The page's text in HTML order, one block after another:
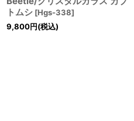
トムシ [Hgs-338]
9,800円(税込)